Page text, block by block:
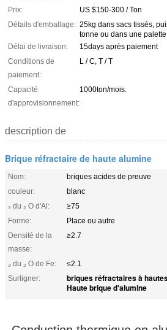
Prix:
US $150-300 / Ton
Détails d'emballage: 25kg dans sacs tissés,
tonne ou dans une
Délai de livraison:
15days après paiement
Conditions de
paiement:
L / C, T / T
Capacité
d'approvisionnement:
1000ton/mois.
description de
Brique réfractaire de haute alumine
Nom:
briques acides de preuve
couleur:
blanc
₃ du ₂ O d'Al:
≥75
Forme:
Place ou autre
Densité de la
masse:
≥2.7
₃ du ₂ O de Fe:
≤2.1
Surligner:
briques réfractaires à
Haute brique d'alumine